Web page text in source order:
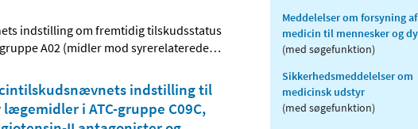
indstilling om fremtidig tilskudsstatus
A02 (midler mod syrerelaterede…
indstilling til
i ATC-gruppe C09C,
Meddelelser om forsyning af
medicin til mennesker og
(med søgefunktion)
Sikkerhedsmeddelelser om
medicinsk udstyr
(med søgefunktion)